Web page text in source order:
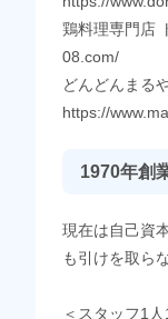
鶏料理専門店
08.com/
どんどんまる
https://
1970年創
現在は自己資
も引けを取ら
＜スタッフ1